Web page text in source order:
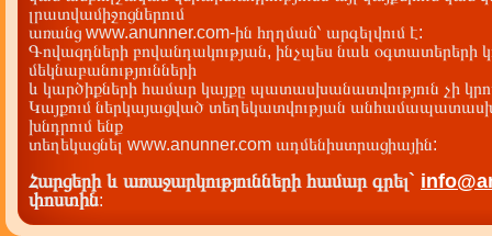
լրատվամիջոցներում
առանց www.anunner.com-ին հղղման՝ արգելվում է:
Գովազդների բովանդակության, ինչպես նաև օգտատերերի
մեկնաբանությունների
և կարծիքների համար կայքը պատասխանատվություն չի
Կայքում ներկայացված տեղեկատվության
խնդրում ենք
տեղեկացնել www.anunner.com ադմենիստրացիային:
Հարցերի և առաջարկությունների համար գրել`
փոստին: